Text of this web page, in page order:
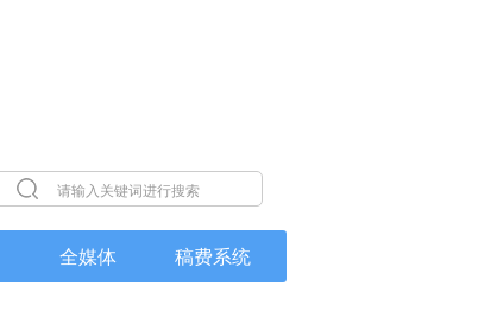
全媒体 稿费系统